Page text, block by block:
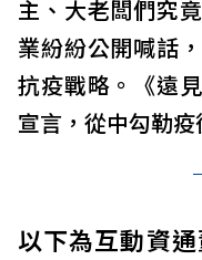
主、大老闆們究
業紛紛公開喊話
抗疫戰略。《遠
宣言，從中勾勒疫
以下為互動資